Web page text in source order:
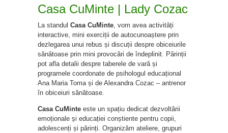
Casa CuMinte | Lady Cozac
La standul Casa CuMinte, vom avea activități
interactive, mini exerciții de autocunoaștere prin
dezlegarea unui rebus și discuții despre obiceiurile
sănătoase prin mini provocări de îndeplinit. Părinții
pot afla detalii despre taberele de vară și
programele coordonate de psihologul educațional
Ana Maria Toma și de Alexandra Cozac – antrenor
în obiceiuri sănătoase.
Casa CuMinte este un spațiu dedicat dezvoltării
emoționale și educației conștiente pentru copii,
adolescenți și părinți. Organizăm ateliere, grupuri